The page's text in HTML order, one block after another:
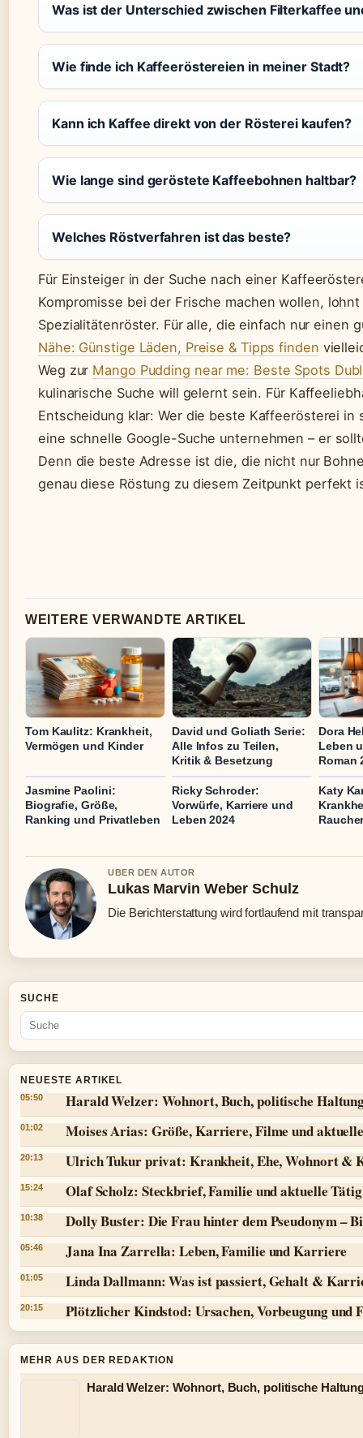
Was ist der Unterschied zwischen Filterkaffee
Wie finde ich Kaffeeröstereien in meiner Stadt?
Kann ich Kaffee direkt von der Rösterei kaufen?
Wie lange sind geröstete Kaffeebohnen haltbar?
Welches Röstverfahren ist das beste?
Für Einsteiger in der Suche nach einer
Kompromisse bei der Frische machen wollen,
Spezialitätenröster. Für alle, die einfach nur einen
Nähe: Günstige Läden, Preise & Tipps finden
Weg zur Mango Pudding near me: Beste Spots
kulinarische Suche will gelernt sein. Für
Entscheidung klar: Wer die beste Kaffeerösterei in
eine schnelle Google-Suche unternehmen – er
Denn die beste Adresse ist die, die nicht nur
genau diese Röstung zu diesem Zeitpunkt perfekt
WEITERE VERWANDTE ARTIKEL
Tom Kaulitz: Krankheit,
Vermögen und Kinder
David und Goliath Serie:
Alle Infos zu Teilen,
Kritik & Besetzung
Dora
Leben
Roman
Jasmine Paolini:
Biografie, Größe,
Ranking und Privatleben
Ricky Schroder:
Vorwürfe, Karriere und
Leben 2024
Katy
UBER DEN AUTOR
Lukas Marvin Weber Schulz
Die Berichterstattung wird fortlaufend mit
SUCHE
NEUESTE ARTIKEL
05:50 Harald Welzer: Wohnort, Buch, politische
01:02 Moises Arias: Größe, Karriere, Filme und
20:13 Ulrich Tukur privat: Krankheit, Ehe, Wohnort &
15:24 Olaf Scholz: Steckbrief, Familie und aktuelle
10:38 Dolly Buster: Die Frau hinter dem Pseudonym –
05:46 Jana Ina Zarrella: Leben, Familie und Karriere
01:05 Linda Dallmann: Was ist passiert, Gehalt &
20:15 Plötzlicher Kindstod: Ursachen, Vorbeugung und
MEHR AUS DER REDAKTION
Harald Welzer: Wohnort, Buch, politische